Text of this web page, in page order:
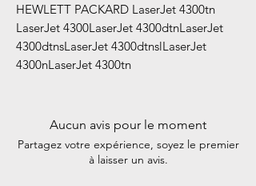
HEWLETT PACKARD LaserJet 4300tn
LaserJet 4300LaserJet 4300dtnLaserJet
4300dtnsLaserJet 4300dtnslLaserJet
4300nLaserJet 4300tn
Aucun avis pour le moment
Partagez votre expérience, soyez le premier
à laisser un avis.